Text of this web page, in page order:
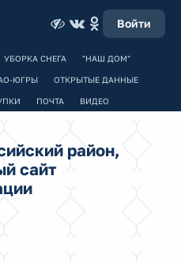
Войти
УБОРКА СНЕГА "НАШ ДОМ"
ЮГРЫ ОТКРЫТЫЕ ДАННЫЕ
ПОЧТА ВИДЕО
район,
сайт